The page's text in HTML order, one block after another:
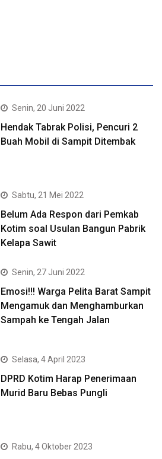
Senin, 20 Juni 2022
Hendak Tabrak Polisi, Pencuri 2
Buah Mobil di Sampit Ditembak
Sabtu, 21 Mei 2022
Belum Ada Respon dari Pemkab
Kotim soal Usulan Bangun Pabrik
Kelapa Sawit
Senin, 27 Juni 2022
Emosi!!! Warga Pelita Barat Sampit
Mengamuk dan Menghamburkan
Sampah ke Tengah Jalan
Selasa, 4 April 2023
DPRD Kotim Harap Penerimaan
Murid Baru Bebas Pungli
Rabu, 4 Oktober 2023